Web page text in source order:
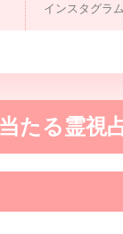
インスタグラ
たる霊視占